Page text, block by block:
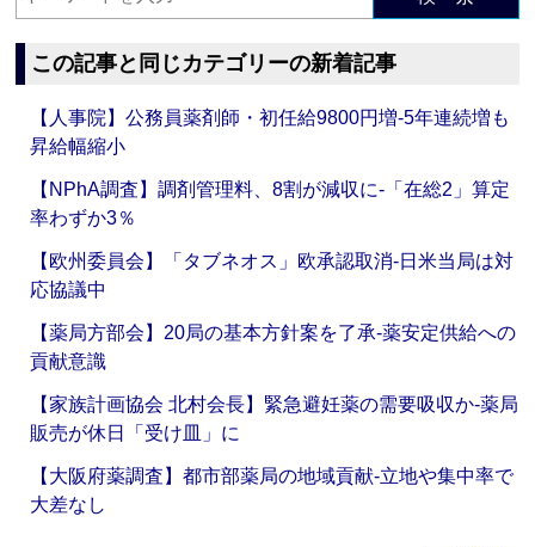
この記事と同じカテゴリーの新着記事
【人事院】公務員薬剤師・初任給9800円増‐5年連続増も
昇給幅縮小
【NPhA調査】調剤管理料、8割が減収に‐「在総2」算定
率わずか3％
【欧州委員会】「タブネオス」欧承認取消‐日米当局は対
応協議中
【薬局方部会】20局の基本方針案を了承‐薬安定供給への
貢献意識
【家族計画協会 北村会長】緊急避妊薬の需要吸収か‐薬局
販売が休日「受け皿」に
【大阪府薬調査】都市部薬局の地域貢献‐立地や集中率で
大差なし